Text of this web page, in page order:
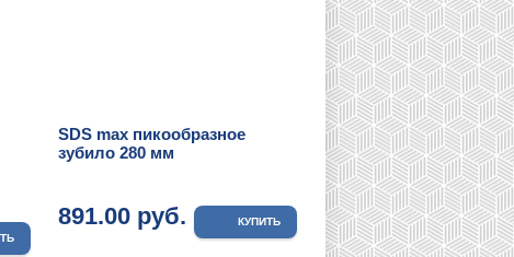
SDS max пикообразное
зубило 280 мм
891.00 руб.